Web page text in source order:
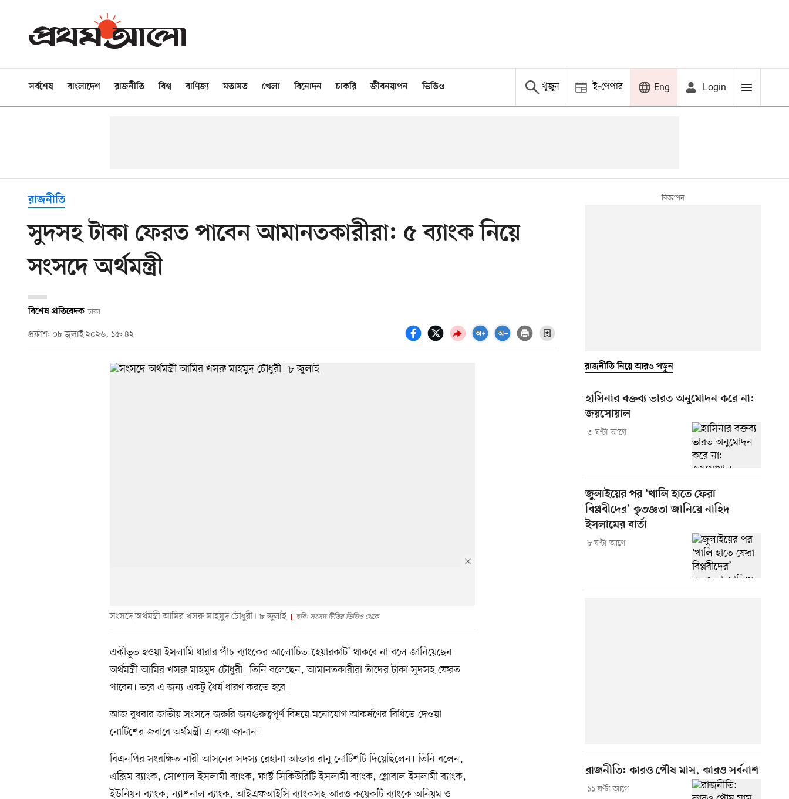
সর্বশেষ বাংলাদেশ রাজনীতি বিশ্ব বাণিজ্য মতামত খেলা বিনোদন চাকরি জীবনযাপন ভিডিও খুঁজুন ই-পেপার Eng Login
রাজনীতি
সুদসহ টাকা ফেরত পাবেন আমানতকারীরা: ৫ ব্যাংক নিয়ে
সংসদে অর্থমন্ত্রী
বিশেষ প্রতিবেদক ঢাকা
প্রকাশ: ০৮ জুলাই ২০২৬, ১৫: ৪২
সংসদে অর্থমন্ত্রী আমির খসরু মাহমুদ চৌধুরী। ৮ জুলাই ছবি: সংসদ টিভির ভিডিও থেকে
একীভূত হওয়া ইসলামি ধারার পাঁচ ব্যাংকের আলোচিত ‘হেয়ারকাট’ থাকবে না বলে জানিয়েছেন
অর্থমন্ত্রী আমির খসরু মাহমুদ চৌধুরী। তিনি বলেছেন, আমানতকারীরা তাঁদের টাকা সুদসহ ফেরত
পাবেন। তবে এ জন্য একটু ধৈর্য ধারণ করতে হবে।
আজ বুধবার জাতীয় সংসদে জরুরি জনগুরুত্বপূর্ণ বিষয়ে মনোযোগ আকর্ষণের বিধিতে দেওয়া
নোটিশের জবাবে অর্থমন্ত্রী এ কথা জানান।
বিএনপির সংরক্ষিত নারী আসনের সদস্য রেহানা আক্তার রানু নোটিশটি দিয়েছিলেন। তিনি বলেন,
এক্সিম ব্যাংক, সোশ্যাল ইসলামী ব্যাংক, ফার্স্ট সিকিউরিটি ইসলামী ব্যাংক, গ্লোবাল ইসলামী ব্যাংক,
ইউনিয়ন ব্যাংক, ন্যাশনাল ব্যাংক, আইএফআইসি ব্যাংকসহ আরও কয়েকটি ব্যাংকে অনিয়ম ও
রাজনীতি নিয়ে আরও পড়ুন
হাসিনার বক্তব্য ভারত অনুমোদন করে না:
জয়সোয়াল
৩ ঘণ্টা আগে
জুলাইয়ের পর ‘খালি হাতে ফেরা
বিপ্লবীদের’ কৃতজ্ঞতা জানিয়ে নাহিদ
ইসলামের বার্তা
৮ ঘণ্টা আগে
রাজনীতি: কারও পৌষ মাস, কারও সর্বনাশ
১১ ঘণ্টা আগে